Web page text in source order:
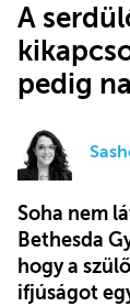
A
pedig
Soha nem
Bethesda
hogy a
ifjúságot